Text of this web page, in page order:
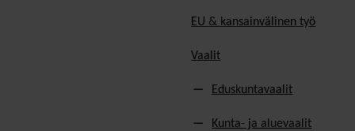
EU & kansainvälinen työ
Vaalit
Eduskuntavaalit
Kunta- ja aluevaalit